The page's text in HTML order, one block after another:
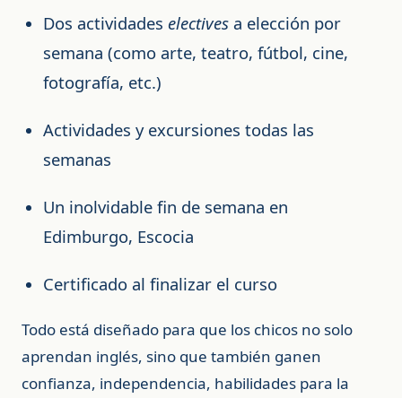
Dos actividades electives a elección por
semana (como arte, teatro, fútbol, cine,
fotografía, etc.)
Actividades y excursiones todas las
semanas
Un inolvidable fin de semana en
Edimburgo, Escocia
Certificado al finalizar el curso
Todo está diseñado para que los chicos no solo
aprendan inglés, sino que también ganen
confianza, independencia, habilidades para la